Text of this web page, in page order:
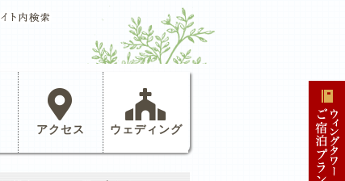
アクセス ウェディング